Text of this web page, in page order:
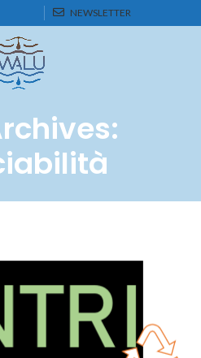
NEWSLETTER